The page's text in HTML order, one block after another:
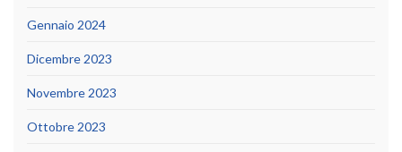
Gennaio 2024
Dicembre 2023
Novembre 2023
Ottobre 2023